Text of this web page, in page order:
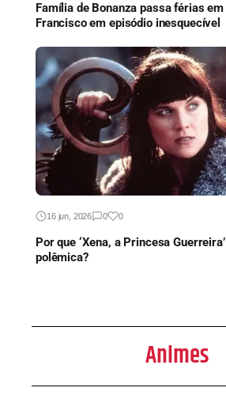
Família de Bonanza passa férias em
Francisco em episódio inesquecível
16 jun, 2026 0 0
Por que ‘Xena, a Princesa
polêmica?
Animes